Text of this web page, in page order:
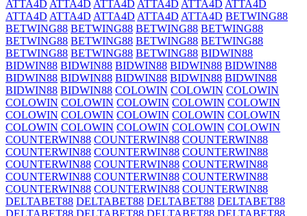
ATTA4D ATTA4D ATTA4D ATTA4D ATTA4D ATTA4D
ATTA4D ATTA4D ATTA4D ATTA4D ATTA4D BETWING88
BETWING88 BETWING88 BETWING88 BETWING88
BETWING88 BETWING88 BETWING88 BETWING88
BETWING88 BETWING88 BETWING88 BIDWIN88
BIDWIN88 BIDWIN88 BIDWIN88 BIDWIN88 BIDWIN88
BIDWIN88 BIDWIN88 BIDWIN88 BIDWIN88 BIDWIN88
BIDWIN88 BIDWIN88 COLOWIN COLOWIN COLOWIN
COLOWIN COLOWIN COLOWIN COLOWIN COLOWIN
COLOWIN COLOWIN COLOWIN COLOWIN COLOWIN
COLOWIN COLOWIN COLOWIN COLOWIN COLOWIN
COUNTERWIN88 COUNTERWIN88 COUNTERWIN88
COUNTERWIN88 COUNTERWIN88 COUNTERWIN88
COUNTERWIN88 COUNTERWIN88 COUNTERWIN88
COUNTERWIN88 COUNTERWIN88 COUNTERWIN88
COUNTERWIN88 COUNTERWIN88 COUNTERWIN88
DELTABET88 DELTABET88 DELTABET88 DELTABET88